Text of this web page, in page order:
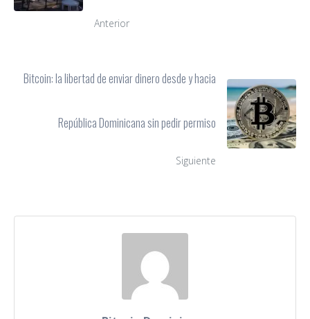
Anterior
Bitcoin: la libertad de enviar dinero desde y hacia
República Dominicana sin pedir permiso
Siguiente